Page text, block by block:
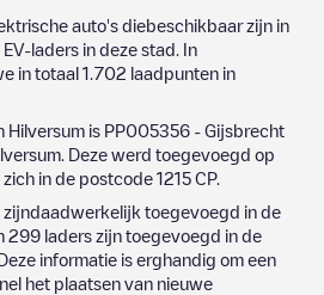
auto's diebeschikbaar zijn in
EV-laders in deze stad. In
in totaal 1.702 laadpunten in
Hilversum is PP005356 - Gijsbrecht
. Deze werd toegevoegd op
in de postcode 1215 CP.
zijndaadwerkelijk toegevoegd in de
299 laders zijn toegevoegd in de
informatie is erghandig om een
het plaatsen van nieuwe